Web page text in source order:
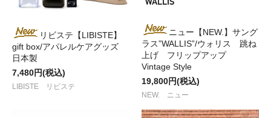
リビステ【LIBISTE】
gift box/アパレルケアグッズ
日本製
7,480円(税込)
LIBISTE リビステ
ニュー【NEW.】サング
ラス”WALLIS”/ウォリス 跳ね
上げ フリップアップ
Vintage Style
19,800円(税込)
NEW. ニュー